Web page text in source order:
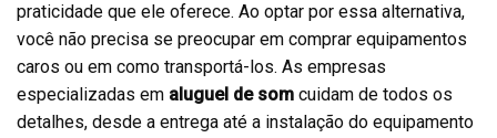
praticidade que ele oferece. Ao optar por essa alternativa,
você não precisa se preocupar em comprar equipamentos
caros ou em como transportá-los. As empresas
especializadas em aluguel de som cuidam de todos os
detalhes, desde a entrega até a instalação do equipamento